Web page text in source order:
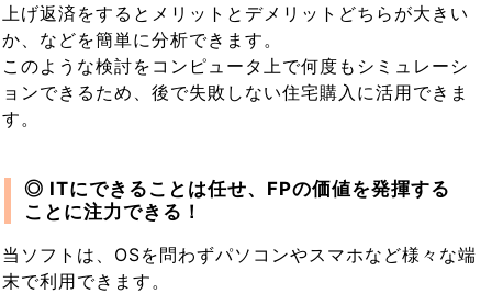
上げ返済をするとメリットとデメリットどちらが大きい
か、などを簡単に分析できます。
このような検討をコンピュータ上で何度もシミュレーシ
ョンできるため、後で失敗しない住宅購入に活用できま
す。
◎ ITにできることは任せ、FPの価値を発揮する
ことに注力できる！
当ソフトは、OSを問わずパソコンやスマホなど様々な端
末で利用できます。